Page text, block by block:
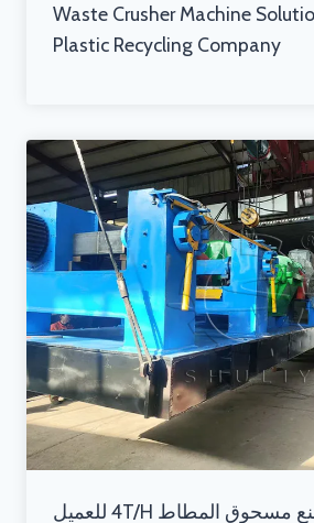
Waste Crusher Machine
Plastic Recycling Company
تم تركيب آلة صنع مسحوق المطاط 4T/H للعميل